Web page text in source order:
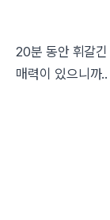
20분 동안 휘갈
매력이 있으니까..